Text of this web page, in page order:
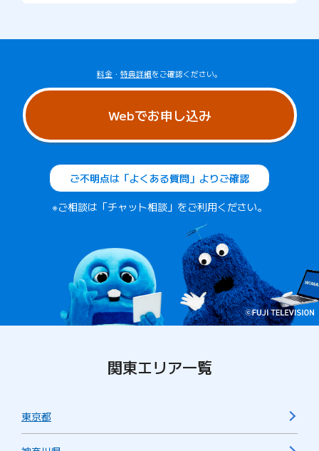
料金 ・ 特典詳細をご確認ください。
Webでお申し込み
ご不明点は「よくある質問」よりご確認
※ご相談は「チャット相談」をご利用ください。
関東エリア一覧
東京都